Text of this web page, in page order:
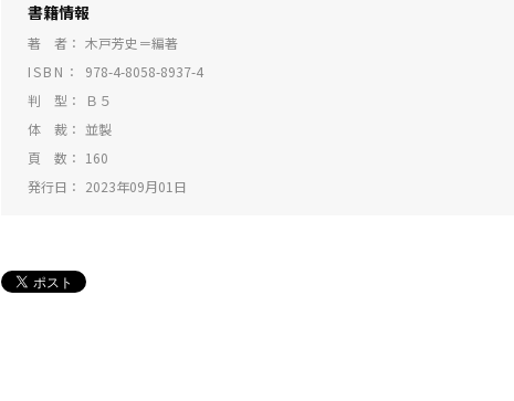
書籍情報
著 者
木戸芳史＝編著
ISBN
978-4-8058-8937-4
判 型
Ｂ５
体 裁
並製
頁 数
160
発行日
2023年09月01日